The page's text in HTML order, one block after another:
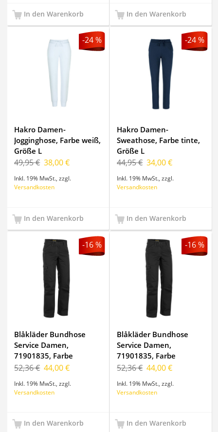
In den Warenkorb In den Warenkorb
-24 %
Hakro Damen-
Jogginghose, Farbe weiß,
Größe L
49,95 € 38,00 €
Inkl. 19% MwSt. ,zzgl.
Versandkosten
In den Warenkorb
-24 %
Hakro Damen-
Sweathose, Farbe tinte,
Größe L
44,95 € 34,00 €
Inkl. 19% MwSt. ,zzgl.
Versandkosten
In den Warenkorb
-16 %
Blåkläder Bundhose
Service Damen,
71901835, Farbe
Schwarz, Größe C42
52,36 € 44,00 €
Inkl. 19% MwSt.,zzgl.
Versandkosten
In den Warenkorb
-16 %
Blåkläder Bundhose
Service Damen,
71901835, Farbe
Schwarz, Größe C44
52,36 € 44,00 €
Inkl. 19% MwSt.,zzgl.
Versandkosten
In den Warenkorb